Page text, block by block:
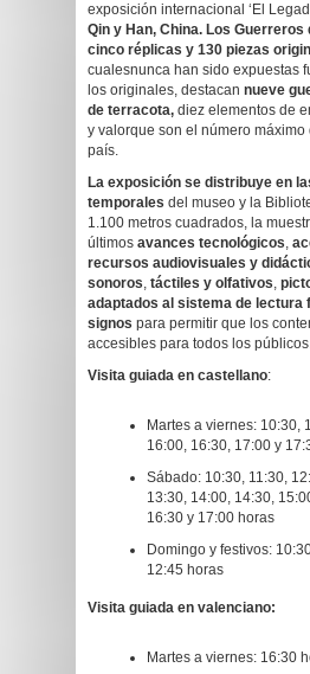
exposición internacional ‘El
Qin y Han, China. Los Guerreros
cinco réplicas y 130 piezas
cualesnunca han sido expuestas
los originales, destacan nueve
de terracota, diez elementos de
y valorque son el número máximo
país.
La exposición se distribuye en
temporales del museo y la
1.100 metros cuadrados, la
últimos avances tecnológicos,
recursos audiovisuales y
sonoros, táctiles y olfativos,
adaptados al sistema de lectura
signos para permitir que los
accesibles para todos los
Visita guiada en castellano:
Martes a viernes: 10:30,
16:00, 16:30, 17:00 y
Sábado: 10:30, 11:30,
13:30, 14:00, 14:30,
16:30 y 17:00 horas
Domingo y festivos:
12:45 horas
Visita guiada en valenciano:
Martes a viernes: 16:30